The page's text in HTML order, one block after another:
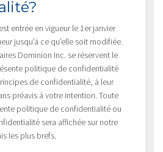
entrée en vigueur le 1er janvier
jusqu’à ce qu’elle soit modifiée.
Dominion Inc. se réservent le
politique de confidentialité
de confidentialité, à leur
préavis à votre intention. Toute
politique de confidentialité ou
sera affichée sur notre
les plus brefs.